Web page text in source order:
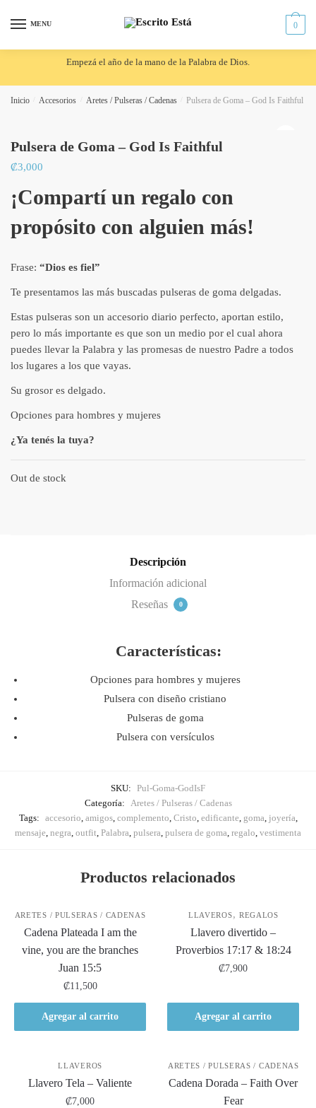
MENU 0
Empezá el año de la mano de la Palabra de Dios.
Inicio Accesorios Aretes / Pulseras / Cadenas Pulsera de Goma – God Is Faithful
Pulsera de Goma – God Is Faithful
₡3,000
¡Compartí un regalo con
propósito con alguien más!
Frase: “Dios es fiel”
Te presentamos las más buscadas pulseras de goma delgadas.
Estas pulseras son un accesorio diario perfecto, aportan estilo,
pero lo más importante es que son un medio por el cual ahora
puedes llevar la Palabra y las promesas de nuestro Padre a todos
los lugares a los que vayas.
Su grosor es delgado.
Opciones para hombres y mujeres
¿Ya tenés la tuya?
Out de stock
Descripción
Información adicional
Reseñas
0
Características:
Opciones para hombres y mujeres
Pulsera con diseño cristiano
Pulseras de goma
Pulsera con versículos
SKU: Pul-Goma-GodIsF
Categoría: Aretes / Pulseras / Cadenas
Tags: accesorio, amigos, complemento, Cristo, edificante, goma, joyería,
mensaje, negra, outfit, Palabra, pulsera, pulsera de goma, regalo, vestimenta
Productos relacionados
ARETES / PULSERAS / CADENAS
Cadena Plateada I am the
vine, you are the branches
Juan 15:5
₡11,500
Agregar al carrito
LLAVEROS, REGALOS
Llavero divertido –
Proverbios 17:17 & 18:24
₡7,900
Agregar al carrito
LLAVEROS
Llavero Tela – Valiente
₡7,000
ARETES / PULSERAS / CADENAS
Cadena Dorada – Faith Over
Fear